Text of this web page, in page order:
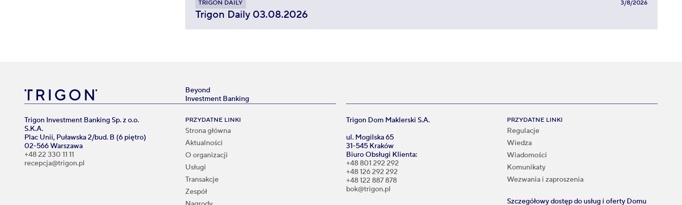
TRIGON DAILY 3/8/2026
Trigon Daily 03.08.2026
Beyond
Investment Banking
Trigon Investment Banking Sp. z o.o.
S.K.A.
Plac Unii, Puławska 2/bud. B (6 piętro)
02-566 Warszawa
+48 22 330 11 11
recepcja@trigon.pl
PRZYDATNE LINKI
Strona główna
Aktualności
O organizacji
Usługi
Transakcje
Zespół
Trigon Dom Maklerski S.A.
ul. Mogilska 65
31-545 Kraków
Biuro Obsługi Klienta:
+48 801 292 292
+48 126 292 292
+48 122 887 878
bok@trigon.pl
PRZYDATNE LINKI
Regulacje
Wiedza
Wiadomości
Komunikaty
Wezwania i zaproszenia
Szczegółowy dostęp do usług i oferty Domu